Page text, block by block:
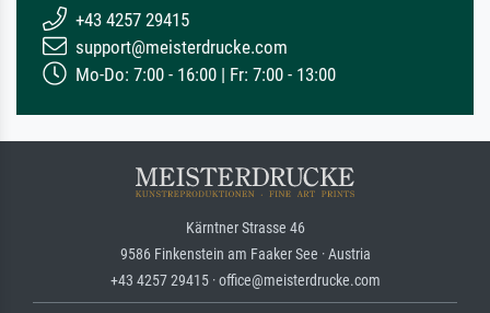
+43 4257 29415
support@meisterdrucke.com
Mo-Do: 7:00 - 16:00 | Fr: 7:00 - 13:00
Kärntner Strasse 46
9586 Finkenstein am Faaker See · Austria
+43 4257 29415 · office@meisterdrucke.com